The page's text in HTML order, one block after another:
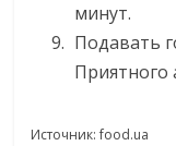
минут.
Подавать
Приятного
Источник: food.ua